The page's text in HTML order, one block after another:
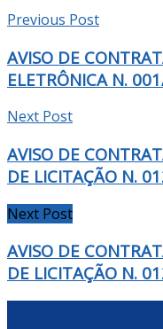
Previous Post
AVISO DE
ELETRÔNICA N.
Next Post
AVISO DE
DE LICITAÇÃO N.
Next Post
AVISO DE
DE LICITAÇÃO N.